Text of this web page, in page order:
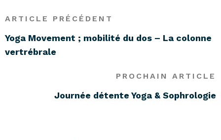
ARTICLE PRÉCÉDENT
Yoga Movement ; mobilité du dos – La colonne
vertrébrale
PROCHAIN ARTICLE
Journée détente Yoga & Sophrologie